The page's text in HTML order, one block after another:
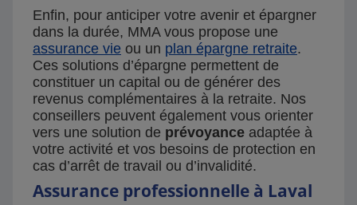
Enfin, pour anticiper votre avenir et épargner
dans la durée, MMA vous propose une
assurance vie ou un plan épargne retraite.
Ces solutions d’épargne permettent de
constituer un capital ou de générer des
revenus complémentaires à la retraite. Nos
conseillers peuvent également vous orienter
vers une solution de prévoyance adaptée à
votre activité et vos besoins de protection en
cas d’arrêt de travail ou d’invalidité.
Assurance professionnelle à Laval